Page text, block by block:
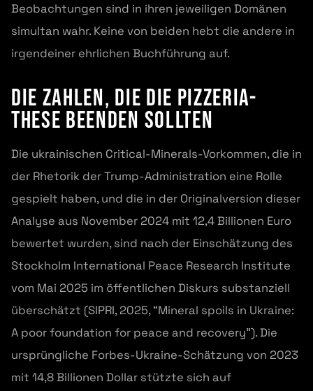
Beobachtungen sind in ihren jeweiligen Domänen
simultan wahr. Keine von beiden hebt die andere in
irgendeiner ehrlichen Buchführung auf.
Die Zahlen, die die Pizzeria-
These beenden sollten
Die ukrainischen Critical-Minerals-Vorkommen, die in
der Rhetorik der Trump-Administration eine Rolle
gespielt haben, und die in der Originalversion dieser
Analyse aus November 2024 mit 12,4 Billionen Euro
bewertet wurden, sind nach der Einschätzung des
Stockholm International Peace Research Institute
vom Mai 2025 im öffentlichen Diskurs substanziell
überschätzt (SIPRI, 2025, “Mineral spoils in Ukraine:
A poor foundation for peace and recovery”). Die
ursprüngliche Forbes-Ukraine-Schätzung von 2023
mit 14,8 Billionen Dollar stützte sich auf